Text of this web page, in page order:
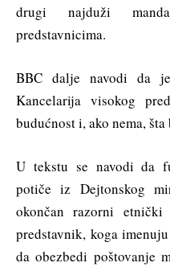
drugi najduži
predstavnicima.
BBC dalje navodi da
Kancelarija visokog
budućnost i, ako nema,
U tekstu se navodi da
potiče iz Dejtonskog
okončan razorni
predstavnik, koga
da obezbedi poštovanje